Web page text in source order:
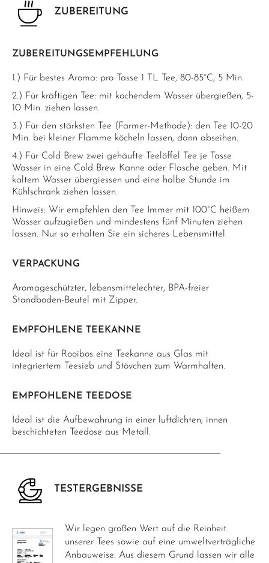
ZUBEREITUNG
ZUBEREITUNGSEMPFEHLUNG
1.) Für bestes Aroma: pro Tasse 1 TL Tee, 80-85°C, 5 Min.
2.) Für kräftigen Tee: mit kochendem Wasser übergießen, 5-
10 Min. ziehen lassen.
3.) Für den stärksten Tee (Farmer-Methode): den Tee 10-20
Min. bei kleiner Flamme köcheln lassen, dann abseihen.
4.) Für Cold Brew zwei gehäufte Teelöffel Tee je Tasse
Wasser in eine Cold Brew Kanne oder Flasche geben. Mit
kaltem Wasser übergiessen und eine halbe Stunde im
Kühlschrank ziehen lassen.
Hinweis: Wir empfehlen den Tee Immer mit 100°C heißem
Wasser aufzugießen und mindestens fünf Minuten ziehen
lassen. Nur so erhalten Sie ein sicheres Lebensmittel.
VERPACKUNG
Aromageschützter, lebensmittelechter, BPA-freier
Standboden-Beutel mit Zipper.
EMPFOHLENE TEEKANNE
Ideal ist für Rooibos eine Teekanne aus Glas mit
integriertem Teesieb und Stövchen zum Warmhalten.
EMPFOHLENE TEEDOSE
Ideal ist die Aufbewahrung in einer luftdichten, innen
beschichteten Teedose aus Metall.
TESTERGEBNISSE
Wir legen großen Wert auf die Reinheit
unserer Tees sowie auf eine umweltverträgliche
Anbauweise. Aus diesem Grund lassen wir alle